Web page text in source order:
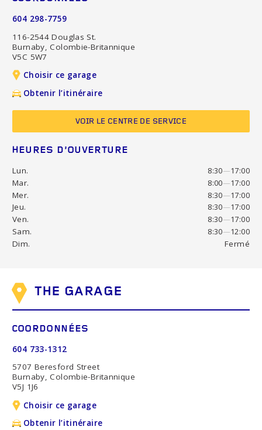
604 298-7759
116-2544 Douglas St.
Burnaby, Colombie-Britannique
V5C 5W7
Choisir ce garage
Obtenir l’itinéraire
VOIR LE CENTRE DE SERVICE
HEURES D’OUVERTURE
Lun. 8:30—17:00
Mar.
8:00—17:00
Mer.
8:30—17:00
Jeu.
8:30—17:00
Ven.
8:30—17:00
Sam.
8:30—12:00
Dim.
Fermé
THE GARAGE
COORDONNÉES
604 733-1312
5707 Beresford Street
Burnaby, Colombie-Britannique
V5J 1J6
Choisir ce garage
Obtenir l’itinéraire